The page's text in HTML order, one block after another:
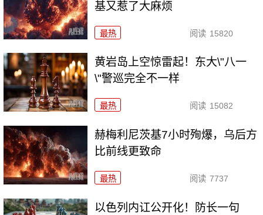
基又惹了大麻烦
最热 阅读 15820
黄岩岛上空惊雷起！东大\"八一
\"警巡完全不一样
最热 阅读 15082
赫梅利尼茨基7小时殉爆，乌后方
比前线更致命
最热 阅读 7737
以色列内讧公开化！防长一句